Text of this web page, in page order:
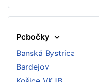
Type 2 or more
Pobočky
Banská Bystrica
Bardejov